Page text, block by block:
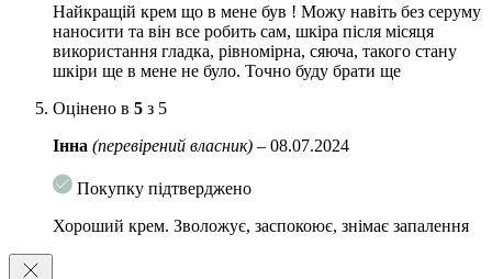
Найкращій крем що в мене був ! Можу навіть без серуму
наносити та він все робить сам, шкіра після місяця
використання гладка, рівномірна, сяюча, такого стану
шкіри ще в мене не було. Точно буду брати ще
Оцінено в 5 з 5
Інна (перевірений власник) – 08.07.2024
Покупку підтверджено
Хороший крем. Зволожує, заспокоює, знімає запалення